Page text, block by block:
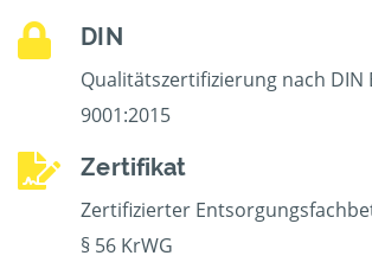
DIN
Qualitätszertifizierung nach DIN
9001:2015
Zertifikat
Zertifizierter
§ 56 KrWG